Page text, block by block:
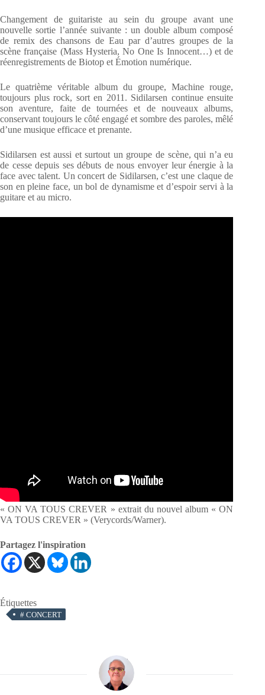
Changement de guitariste au sein du groupe avant une
nouvelle sortie l’année suivante : un double album composé
de remix des chansons de Eau par d’autres groupes de la
scène française (Mass Hysteria, No One Is Innocent…) et de
réenregistrements de Biotop et Émotion numérique.
Le quatrième véritable album du groupe, Machine rouge,
toujours plus rock, sort en 2011. Sidilarsen continue ensuite
son aventure, faite de tournées et de nouveaux albums,
conservant toujours le côté engagé et sombre des paroles, mêlé
d’une musique efficace et prenante.
Sidilarsen est aussi et surtout un groupe de scène, qui n’a eu
de cesse depuis ses débuts de nous envoyer leur énergie à la
face avec talent. Un concert de Sidilarsen, c’est une claque de
son en pleine face, un bol de dynamisme et d’espoir servi à la
guitare et au micro.
« ON VA TOUS CREVER » extrait du nouvel album « ON
VA TOUS CREVER » (Verycords/Warner).
Partagez l'inspiration
Étiquettes
# CONCERT